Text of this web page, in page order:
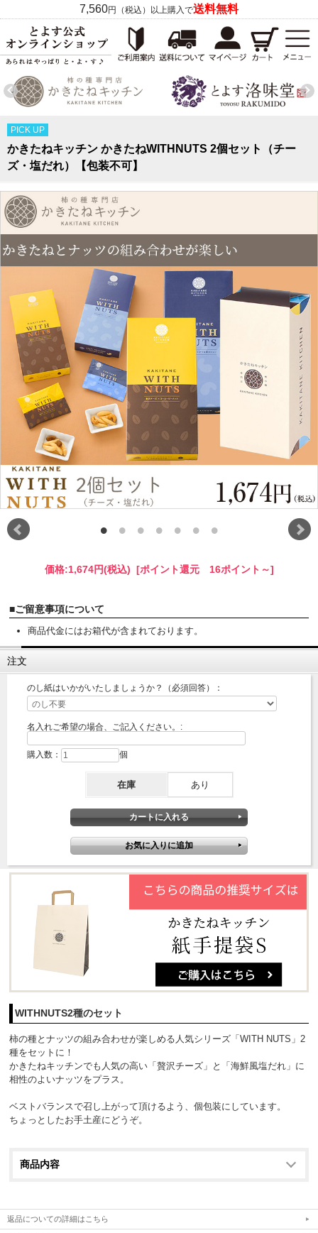
7,560円（税込）以上購入で送料無料
PICK UP
かきたねキッチン かきたねWITHNUTS 2個セット（チー
ズ・塩だれ）【包装不可】
価格:1,674円(税込) [ポイント還元 16ポイント～]
■ご留意事項について
商品代金にはお箱代が含まれております。
注文
のし紙はいかがいたしましょうか？（必須回答）：
名入れご希望の場合、ご記入ください。:
購入数： 個
在庫 あり
WITHNUTS2種のセット
柿の種とナッツの組み合わせが楽しめる人気シリーズ「WITH NUTS」2
種をセットに！
かきたねキッチンでも人気の高い「贅沢チーズ」と「海鮮風塩だれ」に
相性のよいナッツをプラス。
ベストバランスで召し上がって頂けるよう、個包装にしています。
ちょっとしたお手土産にどうぞ。
商品内容
返品についての詳細はこちら